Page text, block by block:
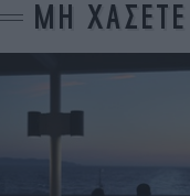
ΜΗ ΧΑΣΕΤΕ